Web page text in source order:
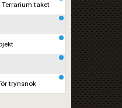
taket
trynsnok